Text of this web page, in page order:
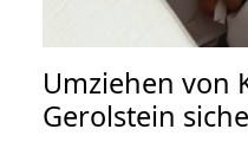
Umziehen von
Gerolstein